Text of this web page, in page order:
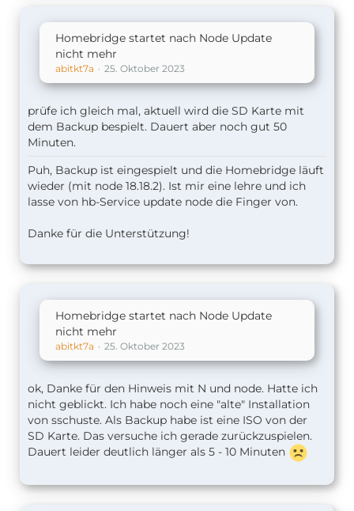
Homebridge startet nach Node Update
nicht mehr
abitkt7a 25. Oktober 2023
prüfe ich gleich mal, aktuell wird die SD Karte mit
dem Backup bespielt. Dauert aber noch gut 50
Minuten.
Puh, Backup ist eingespielt und die Homebridge läuft
wieder (mit node 18.18.2). Ist mir eine lehre und ich
lasse von hb-Service update node die Finger von.
Danke für die Unterstützung!
Homebridge startet nach Node Update
nicht mehr
abitkt7a 25. Oktober 2023
ok, Danke für den Hinweis mit N und node. Hatte ich
nicht geblickt. Ich habe noch eine "alte" Installation
von sschuste. Als Backup habe ist eine ISO von der
SD Karte. Das versuche ich gerade zurückzuspielen.
Dauert leider deutlich länger als 5 - 10 Minuten